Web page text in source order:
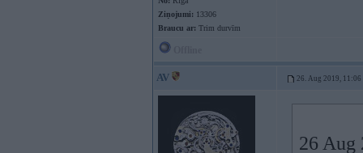
Ziņojumi: 13306
Braucu ar: Trim durvīm
AV 26. Aug 2019, 11:06
26 Aug